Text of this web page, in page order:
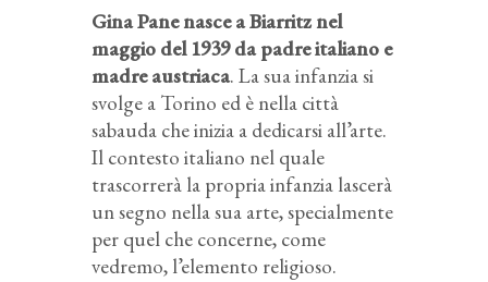
Gina Pane nasce a Biarritz nel
maggio del 1939 da padre italiano e
madre austriaca. La sua infanzia si
svolge a Torino ed è nella città
sabauda che inizia a dedicarsi all’arte.
Il contesto italiano nel quale
trascorrerà la propria infanzia lascerà
un segno nella sua arte, specialmente
per quel che concerne, come
vedremo, l’elemento religioso.